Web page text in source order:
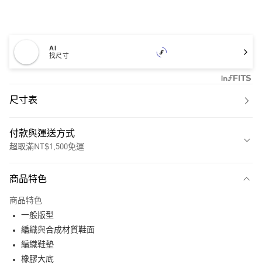
AI
找尺寸
尺寸表
付款與運送方式
超取滿NT$1,500免運
LINE Pay
商品特色
商品特色
一般版型
編織與合成材質鞋面
編織鞋墊
橡膠大底